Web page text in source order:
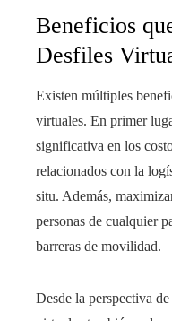
Beneficios
Desfiles
Existen múltiples
virtuales. En primer
significativa en los
relacionados con la
situ. Además,
personas de cualquier
barreras de movilidad.
Desde la perspectiva